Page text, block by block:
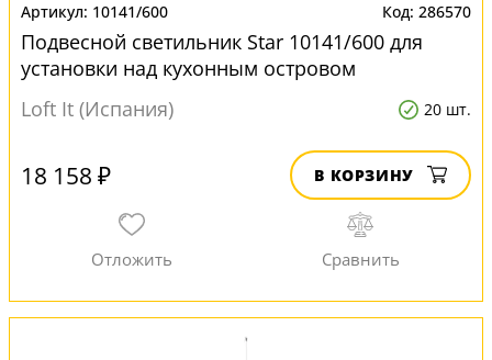
10141/600 286570
Подвесной светильник Star 10141/600 для
установки над кухонным островом
Loft It (Испания)
20 шт.
18 158 ₽ В КОРЗИНУ